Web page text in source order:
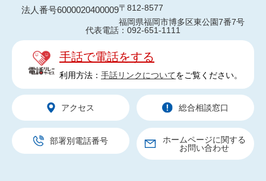
法人番号6000020400009〒812-8577
福岡県福岡市博多区東公園7番7号
代表電話：092-651-1111
手話で電話をする
利用方法： 手話リンクについてをご覧ください。
アクセス 総合相談窓口
部署別電話番号
ホームページに関する
お問い合わせ